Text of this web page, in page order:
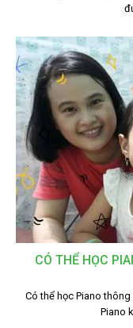
CÓ THỂ HỌC
Có thể học Piano
Piano